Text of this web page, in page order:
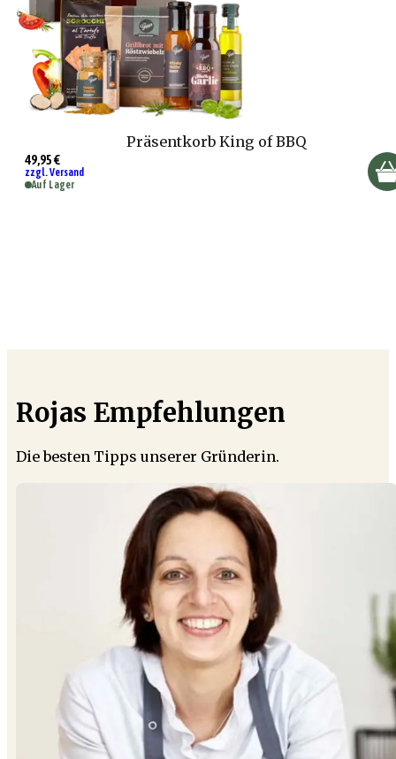
Präsentkorb King of BBQ
49,95 €
zzgl. Versand
Auf Lager
Rojas Empfehlungen
Die besten Tipps unserer Gründerin.